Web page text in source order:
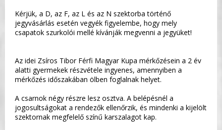
Kérjük, a D, az F, az L és az N szektorba történő
jegyvásárlás esetén vegyék figyelembe, hogy mely
csapatok szurkolói mellé kívánják megvenni a jegyüket!
Az idei Zsíros Tibor Férfi Magyar Kupa mérkőzésein a 2 év
alatti gyermekek részvétele ingyenes, amennyiben a
mérkőzés időszakában ölben foglalnak helyet.
A csarnok négy részre lesz osztva. A belépésnél a
jogosultságokat a rendezők ellenőrzik, és mindenki a kijelölt
szektornak megfelelő színű karszalagot kap.